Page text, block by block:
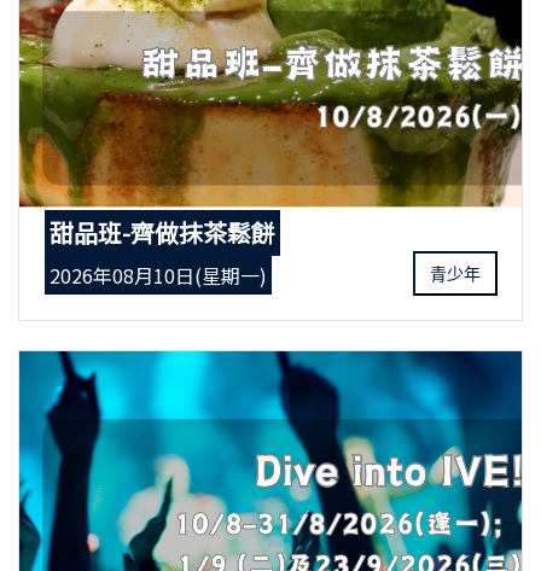
甜品班-齊做抹茶鬆餅
2026年08月10日(星期一) 青少年